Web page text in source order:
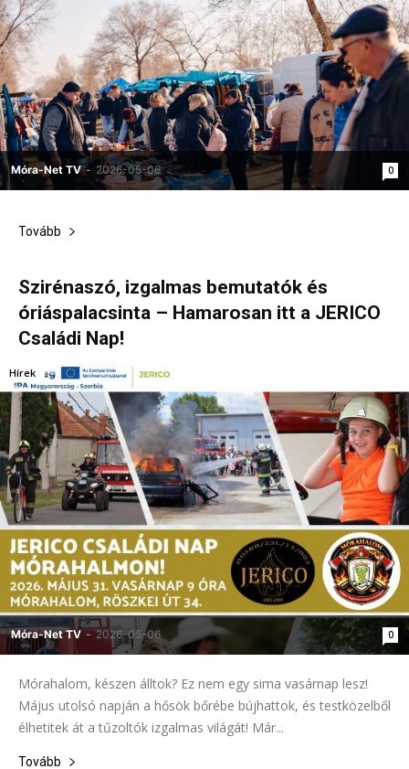
Móra-Net TV - 2026-05-06 0
Tovább
Szirénaszó, izgalmas bemutatók és
óriáspalacsinta – Hamarosan itt a JERICO
Családi Nap!
Móra-Net TV - 2026-05-06 0
Hírek
Mórahalom, készen álltok? Ez nem egy sima vasárnap lesz!
Május utolsó napján a hősök bőrébe bújhattok, és testközelből
élhetitek át a tűzoltók izgalmas világát! Már...
Tovább